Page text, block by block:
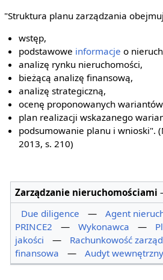
"Struktura planu zarządzania
wstęp,
podstawowe informacje o
analizę rynku nieruchomości,
bieżącą analizę finansową,
analizę strategiczną,
ocenę proponowanych
plan realizacji wskazanego
podsumowanie planu i wnioski".
2013, s. 210)
Zarządzanie nieruchomościami
Due diligence
— Agent
PRINCE2
— Wykonawca —
jakości
— Rachunkowość
finansowa
— Audyt wewnętrzny